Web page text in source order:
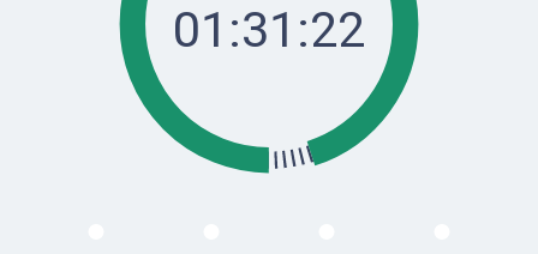
01:31:22